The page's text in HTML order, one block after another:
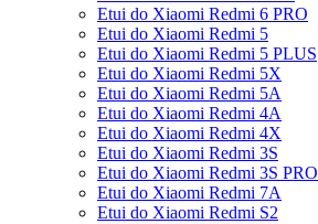
Etui do Xiaomi Redmi 6 PRO
Etui do Xiaomi Redmi 5
Etui do Xiaomi Redmi 5 PLUS
Etui do Xiaomi Redmi 5X
Etui do Xiaomi Redmi 5A
Etui do Xiaomi Redmi 4A
Etui do Xiaomi Redmi 4X
Etui do Xiaomi Redmi 3S
Etui do Xiaomi Redmi 3S PRO
Etui do Xiaomi Redmi 7A
Etui do Xiaomi Redmi S2